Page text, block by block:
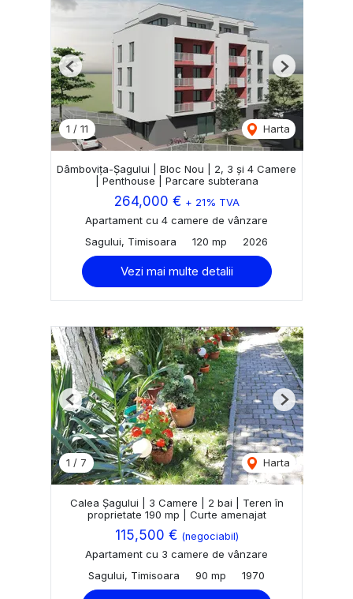
1 / 11 Harta
Previous Next
Dâmbovița-Șagului | Bloc Nou | 2, 3 și 4 Camere
| Penthouse | Parcare subterana
264,000 € + 21% TVA
Apartament cu 4 camere de vânzare
Sagului, Timisoara
120 mp 2026
Vezi mai multe detalii
1 / 7 Harta
Previous Next
Calea Șagului | 3 Camere | 2 bai | Teren în
proprietate 190 mp | Curte amenajat
115,500 € (negociabil)
Apartament cu 3 camere de vânzare
Sagului, Timisoara
90 mp 1970